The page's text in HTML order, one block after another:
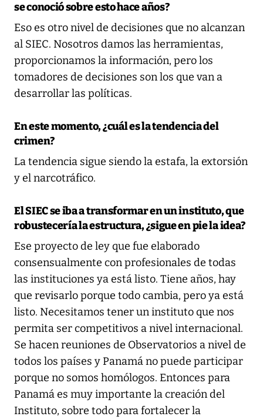
se conoció sobre esto hace años?
Eso es otro nivel de decisiones que no alcanzan
al SIEC. Nosotros damos las herramientas,
proporcionamos la información, pero los
tomadores de decisiones son los que van a
desarrollar las políticas.
En este momento, ¿cuál es la tendencia del
crimen?
La tendencia sigue siendo la estafa, la extorsión
y el narcotráfico.
El SIEC se iba a transformar en un instituto, que
robustecería la estructura, ¿sigue en pie la idea?
Ese proyecto de ley que fue elaborado
consensualmente con profesionales de todas
las instituciones ya está listo. Tiene años, hay
que revisarlo porque todo cambia, pero ya está
listo. Necesitamos tener un instituto que nos
permita ser competitivos a nivel internacional.
Se hacen reuniones de Observatorios a nivel de
todos los países y Panamá no puede participar
porque no somos homólogos. Entonces para
Panamá es muy importante la creación del
Instituto, sobre todo para fortalecer la